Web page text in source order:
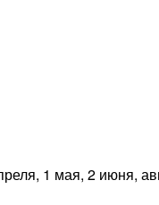
1 мая, 2 июня,